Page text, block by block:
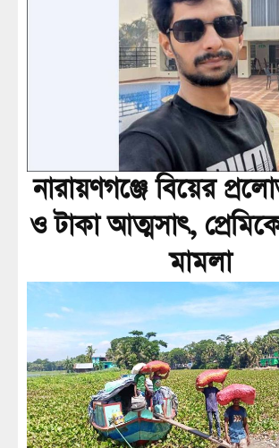
নারায়ণগঞ্জে বিয়ের
ও টাকা আত্মসাৎ,
মামলা